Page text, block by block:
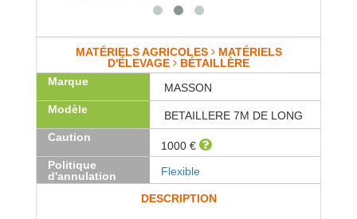
MATÉRIELS AGRICOLES MATÉRIELS
D'ÉLEVAGE
BÉTAILLÈRE
Marque
MASSON
Modèle
BETAILLERE 7M DE LONG
Caution
1000 €
Politique
d'annulation
Flexible
DESCRIPTION